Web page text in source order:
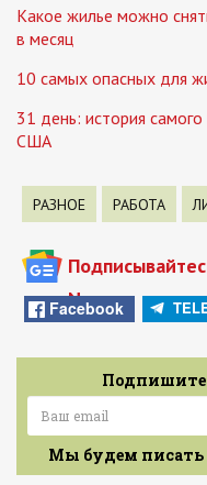
Какое жилье можно
в месяц
10 самых опасных для
31 день: история
США
РАЗНОЕ РАБОТА
News
Facebook
Мы будем писать